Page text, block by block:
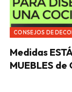
CONSEJOS DE
Medidas
MUEBLES de